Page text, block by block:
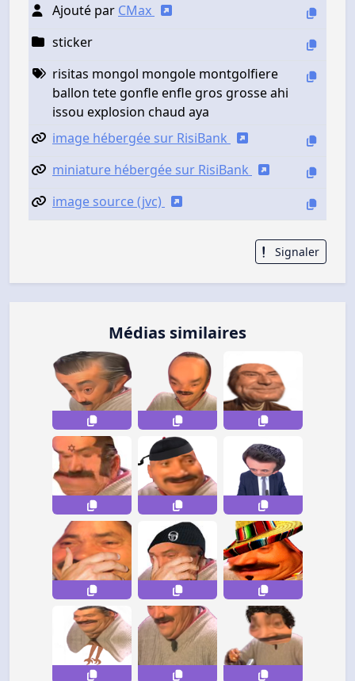
Ajouté par CMax
sticker
risitas mongol mongole montgolfiere
ballon tete gonfle enfle gros grosse ahi
issou explosion chaud aya
image hébergée sur RisiBank
miniature hébergée sur RisiBank
image source (jvc)
Signaler
Médias similaires